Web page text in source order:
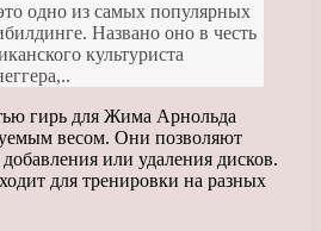
одно из самых популярных
Названо оно в честь
культуриста
гирь для Жима Арнольда
весом. Они позволяют
или удаления дисков.
для тренировки на разных